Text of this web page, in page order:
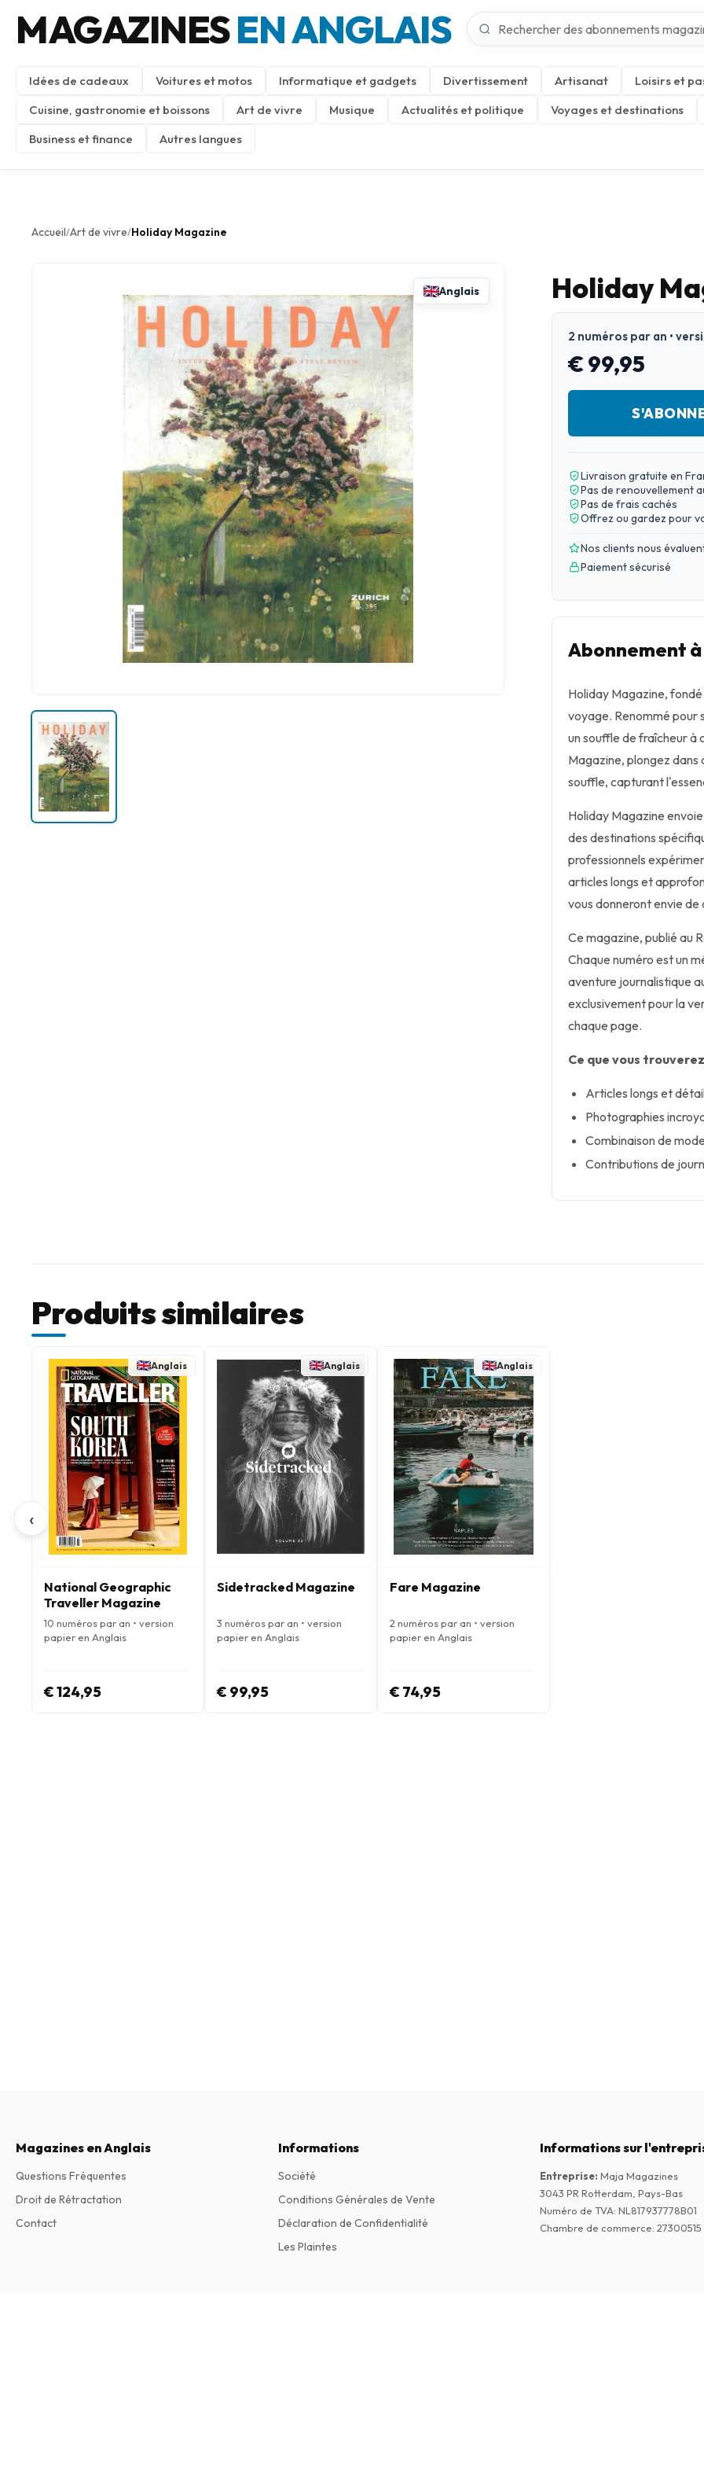
MAGAZINESEN ANGLAIS
Idées de cadeaux Voitures et motos Informatique et gadgets Divertissement Artisanat
Loisirs et
Cuisine, gastronomie et boissons
Art de vivre Musique Actualités et politique
Voyages et destinations
Business et finance
Autres langues
Accueil/Art de vivre/Holiday Magazine
Anglais Holiday
2 numéros par an •
€ 99,95
Livraison gratuite en
Pas de renouvellement
Pas de frais cachés
Offrez ou gardez pour
Nos clients nous
Paiement sécurisé
Abonnement
Holiday Magazine,
voyage. Renommé pour
un souffle de fraîcheur à
Magazine, plongez
souffle, capturant
Holiday Magazine
des destinations
professionnels
articles longs et
vous donneront envie de
Ce magazine, publié au
Chaque numéro est un
aventure journalistique
exclusivement pour la
chaque page.
Ce que vous
Articles longs et
Photographies
Combinaison de
Contributions de
Produits similaires
‹
Anglais
National Geographic
Traveller Magazine
10 numéros par an • version
papier en Anglais
€ 124,95
Anglais
Sidetracked Magazine
3 numéros par an • version
papier en Anglais
€ 99,95
Anglais
Fare Magazine
2 numéros par an • version
papier en Anglais
€ 74,95
Magazines en Anglais
Questions Fréquentes
Droit de Rétractation
Contact
Informations
Société
Conditions Générales de Vente
Déclaration de Confidentialité
Les Plaintes
Informations sur
Entreprise: Maja Magazines
3043 PR Rotterdam, Pays-Bas
Numéro de TVA: NL817937778B01
Chambre de commerce: 27300515